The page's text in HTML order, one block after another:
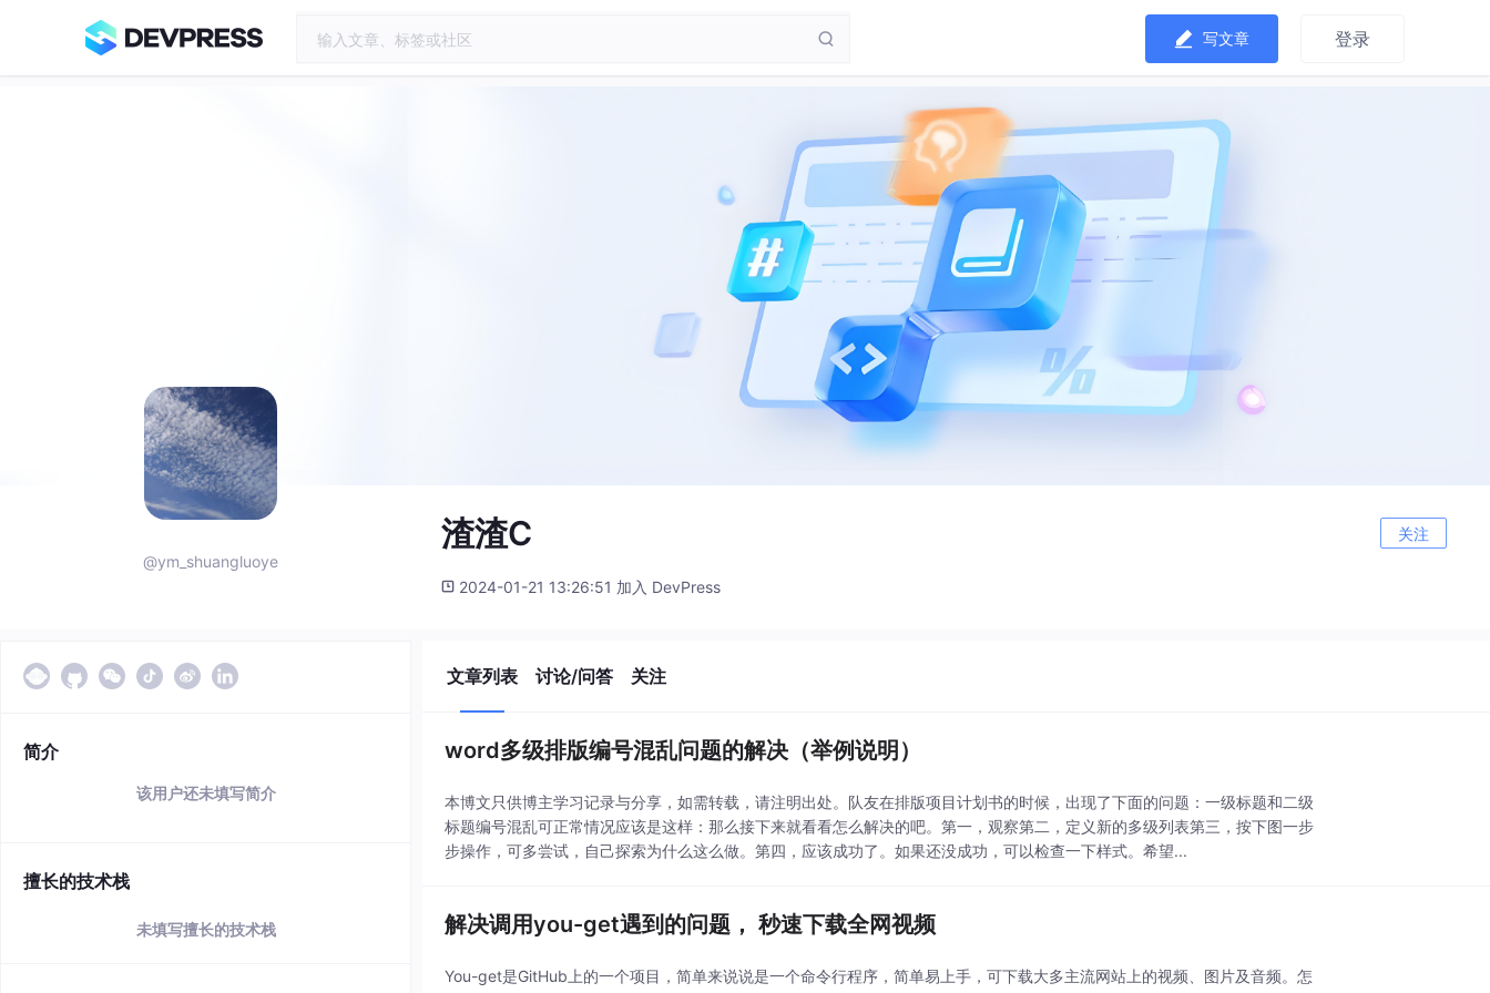
写文章 登录
@ym_shuangluoye
渣渣C 关注
2024-01-21 13:26:51 加入 DevPress
简介
该用户还未填写简介
擅长的技术栈
未填写擅长的技术栈
文章列表 讨论/问答 关注
word多级排版编号混乱问题的解决（举例说明）
本博文只供博主学习记录与分享，如需转载，请注明出处。队友在排版项目计划书的时候，出现了下面的问题：一级标题和二级
标题编号混乱可正常情况应该是这样：那么接下来就看看怎么解决的吧。第一，观察第二，定义新的多级列表第三，按下图一步
步操作，可多尝试，自己探索为什么这么做。第四，应该成功了。如果还没成功，可以检查一下样式。希望...
解决调用you-get遇到的问题， 秒速下载全网视频
You-get是GitHub上的一个项目，简单来说说是一个命令行程序，简单易上手，可下载大多主流网站上的视频、图片及音频。怎